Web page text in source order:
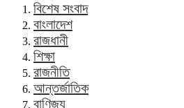
বিশেষ সংবাদ
বাংলাদেশ
রাজধানী
শিক্ষা
রাজনীতি
আন্তর্জাতিক
বাণিজ্য